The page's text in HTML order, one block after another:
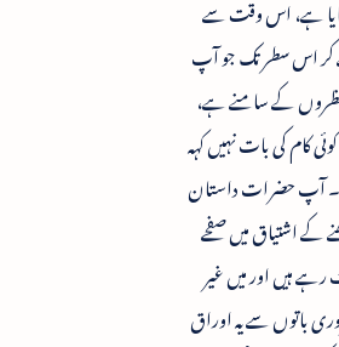
ہے، اس وقت سے
اس سطر تک جو آپ
کے سامنے ہے،
کام کی بات نہیں کہہ
آپ حضرات داستان
کے اشتیاق میں صفحے
ہیں اور میں غیر
باتوں سے یہ اوراق